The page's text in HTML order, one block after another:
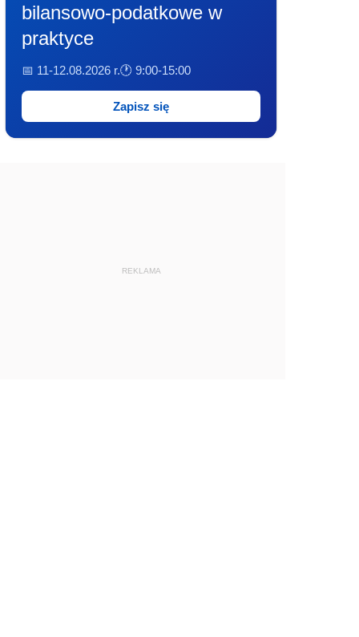
bilansowo-podatkowe w
praktyce
📅 11-12.08.2026 r.🕐 9:00-15:00
Zapisz się
REKLAMA